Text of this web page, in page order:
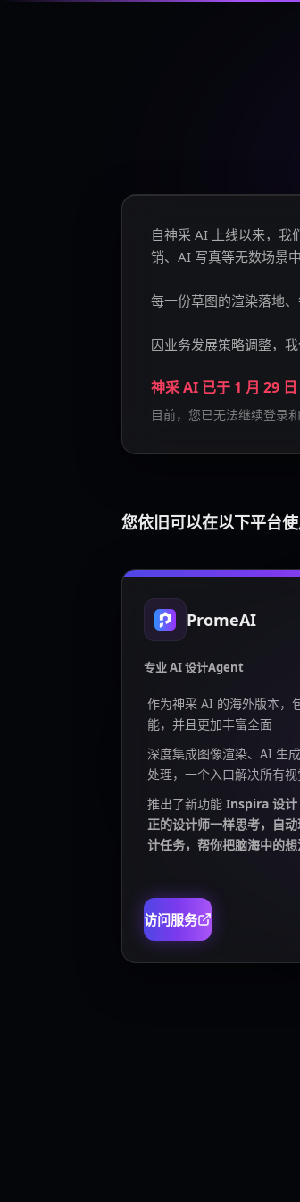
自神采 AI 上线以来，我
销、AI 写真等无数场景
每一份草图的渲染落地
因业务发展策略调整，
神采 AI 已于 1 月 29
目前，您已无法继续登录
您依旧可以在以下平台
PromeAI
专业 AI 设计Agent
作为神采 AI 的海外版本，
能，并且更加丰富全面
深度集成图像渲染、AI 生
处理，一个入口解决所有视
推出了新功能 Inspira 设
正的设计师一样思考，自
计任务，帮你把脑海中的
访问服务